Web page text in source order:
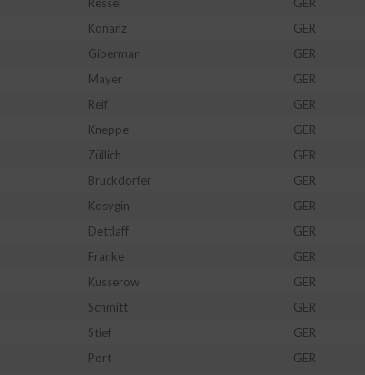
Konanz GER
Giberman GER
Mayer GER
Reif GER
Kneppe GER
Züllich GER
Bruckdorfer GER
Kosygin GER
Dettlaff GER
Franke GER
Kusserow GER
Schmitt GER
Stief GER
Port GER
von Inhalten
Inhalten
Statistiken oder Kombinationen von Daten aus
der Angebote